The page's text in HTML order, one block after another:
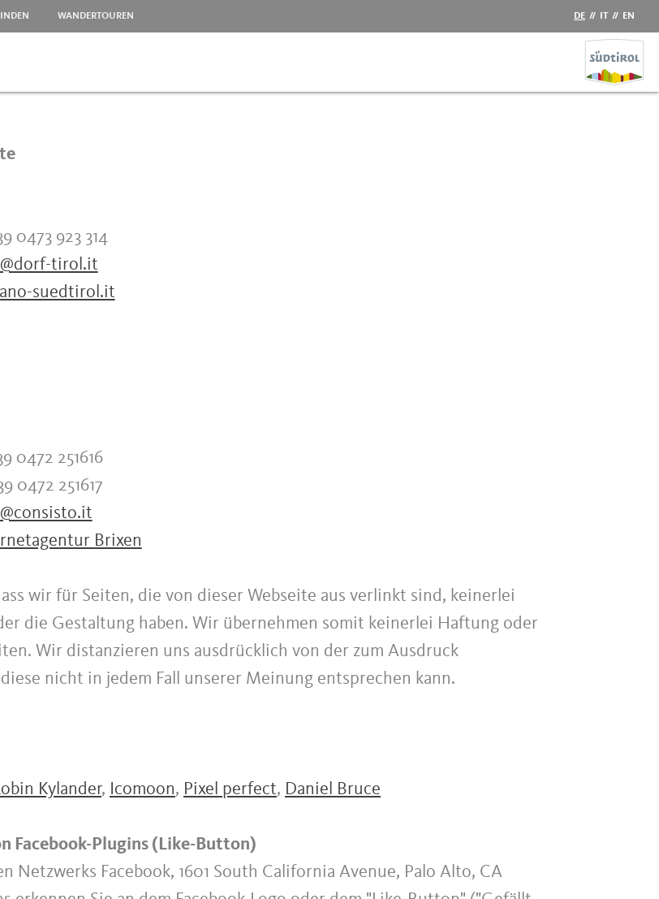
WANDERTOUREN DE // IT // EN
0473 923 314
tirol.it
suedtirol.it
0472 251616
0472 251617
Brixen
wir für Seiten, die von dieser Webseite aus verlinkt sind, keinerlei
die Gestaltung haben. Wir übernehmen somit keinerlei Haftung oder
Wir distanzieren uns ausdrücklich von der zum Ausdruck
nicht in jedem Fall unserer Meinung entsprechen kann.
Kylander, Icomoon, Pixel perfect, Daniel Bruce
Facebook-Plugins (Like-Button)
Netzwerks Facebook, 1601 South California Avenue, Palo Alto, CA